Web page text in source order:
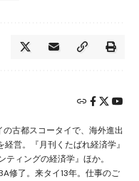
古都スコータイで、海外進出
営。『月刊くたばれ経済学』
ティングの経済学』ほか。
修了。来タイ13年。仕事のご